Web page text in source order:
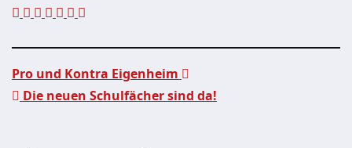
Pro und Kontra Eigenheim
Die neuen Schulfächer sind da!